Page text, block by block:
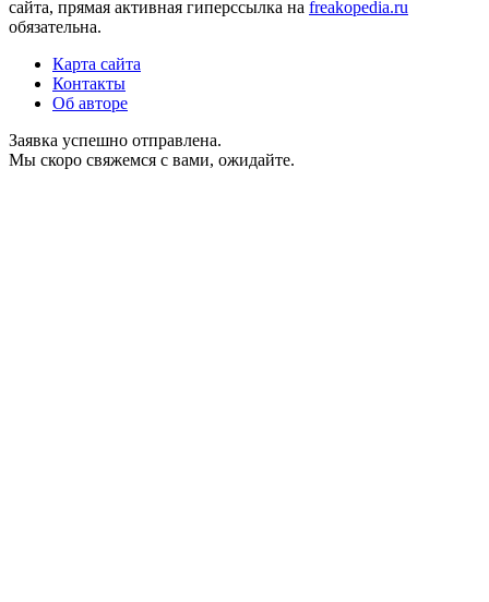
сайта, прямая активная гиперссылка на freakopedia.ru
обязательна.
Карта сайта
Контакты
Об авторе
Заявка успешно отправлена.
Мы скоро свяжемся с вами, ожидайте.